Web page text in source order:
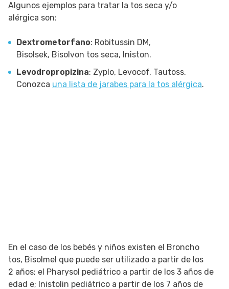
Algunos ejemplos para tratar la tos seca y/o
alérgica son:
Dextrometorfano: Robitussin DM,
Bisolsek, Bisolvon tos seca, Iniston.
Levodropropizina: Zyplo, Levocof, Tautoss.
Conozca una lista de jarabes para la tos alérgica.
En el caso de los bebés y niños existen el Broncho
tos, Bisolmel que puede ser utilizado a partir de los
2 años; el Pharysol pediátrico a partir de los 3 años de
edad e; Inistolin pediátrico a partir de los 7 años de